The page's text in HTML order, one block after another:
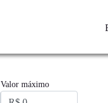
Valor máximo